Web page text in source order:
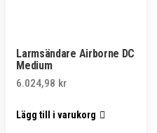
Larmsändare Airborne DC
Medium
6.024,98 kr
Lägg till i varukorg